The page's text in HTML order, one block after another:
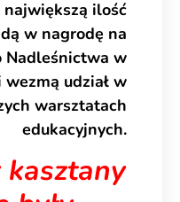
ilość
w nagrodę na
Nadleśnictwa w
udział w
warsztatach
edukacyjnych.